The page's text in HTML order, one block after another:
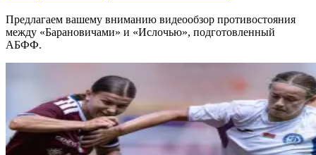
Предлагаем вашему вниманию видеообзор противостояния
между «Барановичами» и «Ислочью», подготовленный
АБФФ.